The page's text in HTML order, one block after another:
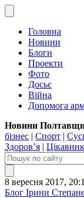
Головна
Новини
Блоги
Проекти
Фото
Досьє
Війна
Допомога
Новини
бізнес | Спорт |
Здоров’я |
8 вересня 2017,
Блог Ірини